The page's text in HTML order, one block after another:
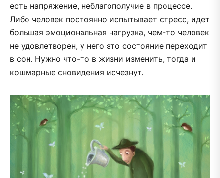
есть напряжение, неблагополучие в процессе.
Либо человек постоянно испытывает стресс, идет
большая эмоциональная нагрузка, чем-то человек
не удовлетворен, у него это состояние переходит
в сон. Нужно что-то в жизни изменить, тогда и
кошмарные сновидения исчезнут.